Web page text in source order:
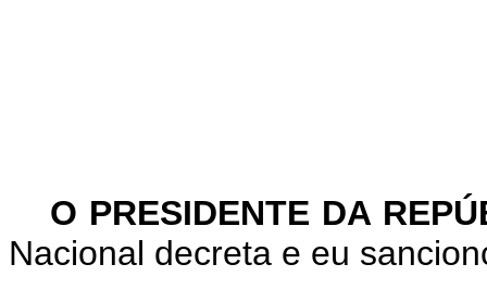
O PRESIDENTE DA
Nacional decreta e eu